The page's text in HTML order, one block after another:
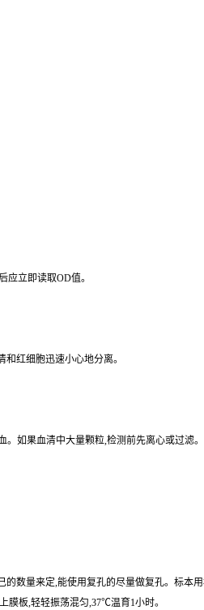
立即读取OD值。
红细胞迅速小心地分离。
如果血清中大量颗粒,检测前先离心或过滤
数量来定,能使用复孔的尽量做复孔。标本用
膜板,轻轻振荡混匀,37℃温育1小时。